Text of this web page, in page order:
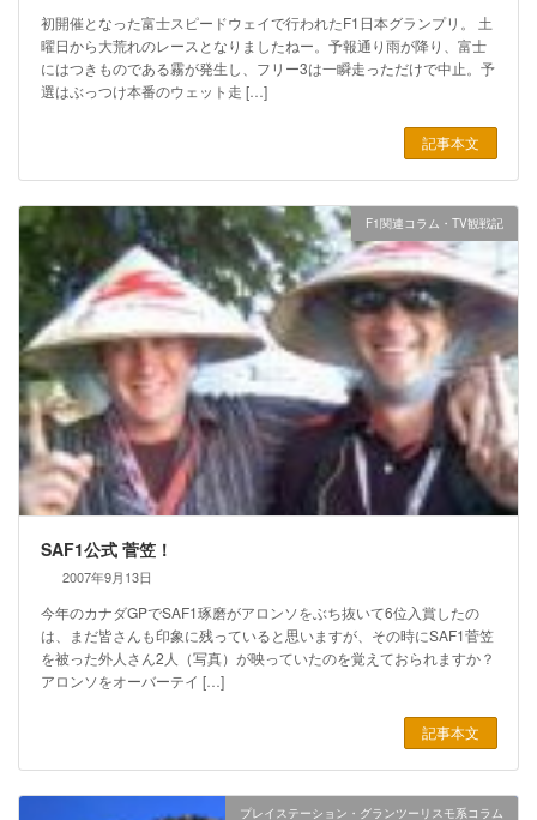
初開催となった富士スピードウェイで行われたF1日本グランプリ。 土
曜日から大荒れのレースとなりましたねー。予報通り雨が降り、富士
にはつきものである霧が発生し、フリー3は一瞬走っただけで中止。予
選はぶっつけ本番のウェット走 […]
記事本文
F1関連コラム・TV観戦記
SAF1公式 菅笠！
2007年9月13日
今年のカナダGPでSAF1琢磨がアロンソをぶち抜いて6位入賞したの
は、まだ皆さんも印象に残っていると思いますが、その時にSAF1菅笠
を被った外人さん2人（写真）が映っていたのを覚えておられますか？
アロンソをオーバーテイ […]
記事本文
プレイステーション・グランツーリスモ系コラム